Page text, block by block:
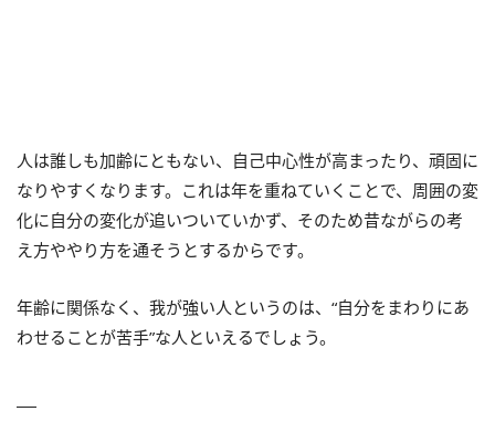
人は誰しも加齢にともない、自己中心性が高まったり、頑固に
なりやすくなります。これは年を重ねていくことで、周囲の変
化に自分の変化が追いついていかず、そのため昔ながらの考
え方ややり方を通そうとするからです。
年齢に関係なく、我が強い人というのは、“自分をまわりにあ
わせることが苦手”な人といえるでしょう。